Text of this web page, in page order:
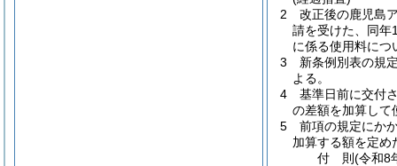
2
改正後の鹿児島
請を受けた、同年
に係る使用料につ
3
新条例別表の規
よる。
4
基準日前に交付
の差額を加算して
5
前項の規定にか
加算する額を定め
付 則(令和8